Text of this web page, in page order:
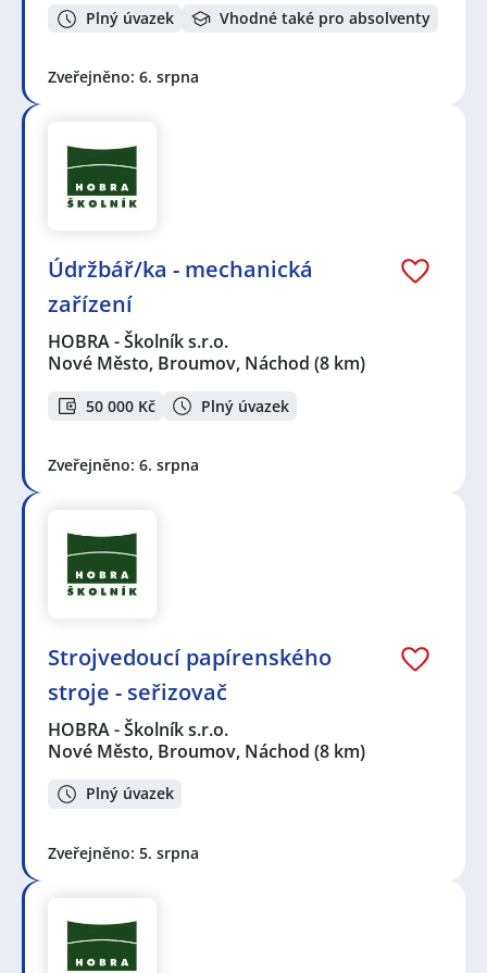
Plný úvazek Vhodné také pro absolventy
Zveřejněno: 6. srpna
Údržbář/ka - mechanická
zařízení
HOBRA - Školník s.r.o.
Nové Město, Broumov, Náchod (8 km)
50 000 Kč Plný úvazek
Zveřejněno: 6. srpna
Strojvedoucí papírenského
stroje - seřizovač
HOBRA - Školník s.r.o.
Nové Město, Broumov, Náchod (8 km)
Plný úvazek
Zveřejněno: 5. srpna